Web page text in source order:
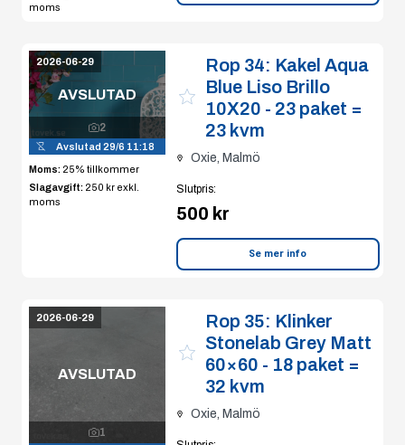
moms
2026-06-29
AVSLUTAD
2
Avslutad29/6 11:18
Moms: 25% tillkommer
Slagavgift: 250 kr exkl.
moms
Rop 34: Kakel Aqua
Blue Liso Brillo
10X20 - 23 paket =
23 kvm
Oxie, Malmö
Slutpris:
500 kr
Se mer info
2026-06-29
AVSLUTAD
1
Rop 35: Klinker
Stonelab Grey Matt
60×60 - 18 paket =
32 kvm
Oxie, Malmö